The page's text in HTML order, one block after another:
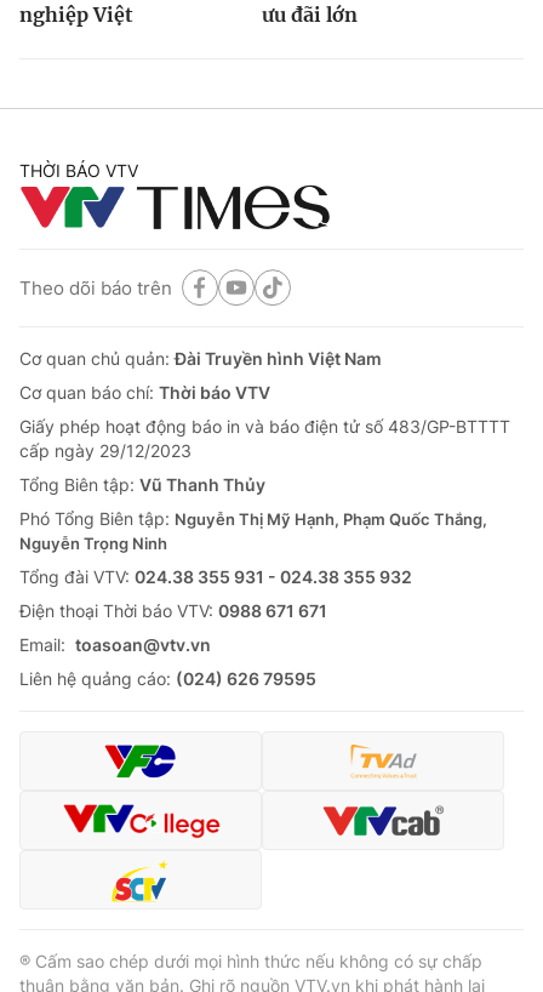
nghiệp Việt
ưu đãi lớn
THỜI BÁO VTV
Theo dõi báo trên
Cơ quan chủ quản:Đài Truyền hình Việt Nam
Cơ quan báo chí: Thời báo VTV
Giấy phép hoạt động báo in và báo điện tử số 483/GP-BTTTT
cấp ngày 29/12/2023
Tổng Biên tập: Vũ Thanh Thủy
Phó Tổng Biên tập: Nguyễn Thị Mỹ Hạnh, Phạm Quốc Thắng,
Nguyễn Trọng Ninh
Tổng đài VTV: 024.38 355 931 - 024.38 355 932
Ðiện thoại Thời báo VTV: 0988 671 671
Email: toasoan@vtv.vn
Liên hệ quảng cáo: (024) 626 79595
® Cấm sao chép dưới mọi hình thức nếu không có sự chấp
thuận bằng văn bản. Ghi rõ nguồn VTV.vn khi phát hành lại